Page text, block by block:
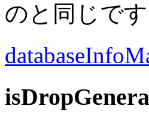
のと同じです